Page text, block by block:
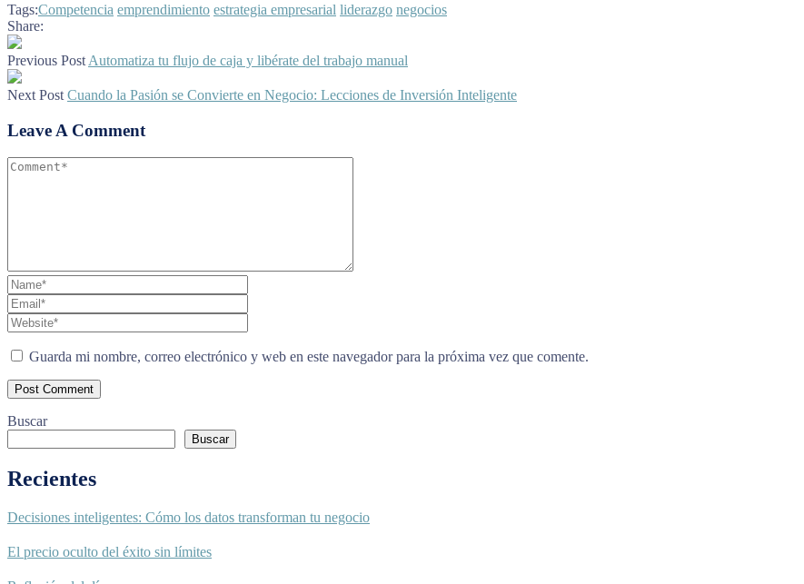
Tags:Competencia emprendimiento estrategia empresarial liderazgo negocios
Share:
Previous Post Automatiza tu flujo de caja y libérate del trabajo manual
Next Post Cuando la Pasión se Convierte en Negocio: Lecciones de Inversión Inteligente
Leave A Comment
Guarda mi nombre, correo electrónico y web en este navegador para la próxima vez que comente.
Buscar
Buscar
Recientes
Decisiones inteligentes: Cómo los datos transforman tu negocio
El precio oculto del éxito sin límites